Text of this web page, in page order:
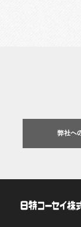
弊社へ